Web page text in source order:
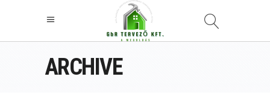
ARCHIVE